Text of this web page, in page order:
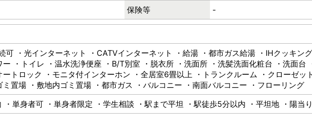
保険等 -
可 ・光インターネット ・CATVインターネット ・給湯 ・都市ガス給湯 ・IHクッキン
・トイレ ・温水洗浄便座 ・B/T別室 ・脱衣所 ・洗面所 ・洗髪洗面化粧台 ・洗面台
トロック ・モニタ付インターホン ・全居室6畳以上 ・トランクルーム ・クローゼッ
置場 ・敷地内ゴミ置場 ・都市ガス ・バルコニー ・南面バルコニー ・フローリング
・単身者可 ・単身者限定 ・学生相談 ・駅まで平坦 ・駅徒歩5分以内 ・平坦地 ・陽当